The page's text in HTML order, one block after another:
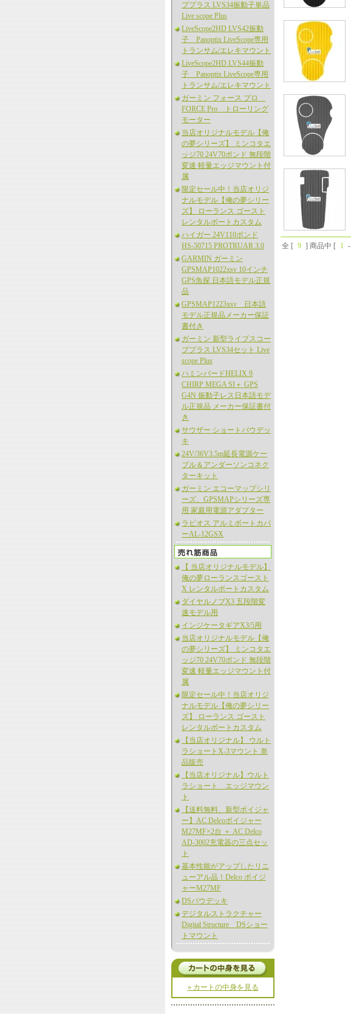
ププラス LVS34振動子単品
Live scope Plus
LiveScope2HD LVS42振動
子 Panoptix LiveScope専用
トランサム/エレキマウント
LiveScope2HD LVS44振動
子 Panoptix LiveScope専用
トランサム/エレキマウント
ガーミン フォース プロ
FORCE Pro トローリング
モーター
当店オリジナルモデル【俺
の夢シリーズ】 ミンコタエ
ッジ70 24V70ポンド 無段階
変速 軽量エッジマウント付
属
限定セール中！当店オリジ
ナルモデル【俺の夢シリー
ズ】 ローランス ゴースト
レンタルボートカスタム
ハイガー 24V110ポンド
HS-50715 PROTRUAR 3.0
GARMIN ガーミン
GPSMAP1022xsv 10インチ
GPS魚探 日本語モデル正規
品
GPSMAP1223xsv 日本語
モデル正規品メーカー保証
書付き
ガーミン 新型ライブスコー
ププラス LVS34セット Live
scope Plus
ハミンバードHELIX 9
CHIRP MEGA SI＋ GPS
G4N 振動子レス日本語モデ
ル正規品 メーカー保証書付
き
サウザー ショートバウデッ
キ
24V/36V3.5m延長電源ケー
ブル＆アンダーソンコネク
ターキット
ガーミン エコーマップシリ
ーズ、GPSMAPシリーズ専
用 家庭用電源アダプター
ラビオス アルミボートカバ
ーAL-12GSX
【 当店オリジナルモデル】
俺の夢ローランスゴースト
X レンタルボートカスタム
ダイヤルノブX3 五段階変
速モデル用
インジケータギアX3/5用
当店オリジナルモデル【俺
の夢シリーズ】 ミンコタエ
ッジ70 24V70ポンド 無段階
変速 軽量エッジマウント付
属
限定セール中！当店オリジ
ナルモデル【俺の夢シリー
ズ】 ローランス ゴースト
レンタルボートカスタム
【当店オリジナル】 ウルト
ラショートX-3マウント 単
品販売
【当店オリジナル】ウルト
ラショート エッジマウン
ト
【送料無料、新型ボイジャ
ー】AC Delcoボイジャー
M27MF×2台 ＋ AC Delco
AD-3002充電器の三点セッ
ト
基本性能がアップしたリニ
ューアル品！Delco ボイジ
ャーM27MF
DSバウデッキ
デジタルストラクチャー
Digital Structure DSショー
トマウント
» カートの中身を見る
全 [ 9 ] 商品中 [ 1 -